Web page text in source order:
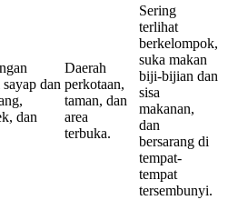
dan
dan
Daerah
perkotaan,
taman, dan
area
terbuka.
Sering
terlihat
berkelompok,
suka makan
biji-bijian dan
sisa
makanan,
dan
bersarang di
tempat-
tempat
tersembunyi.